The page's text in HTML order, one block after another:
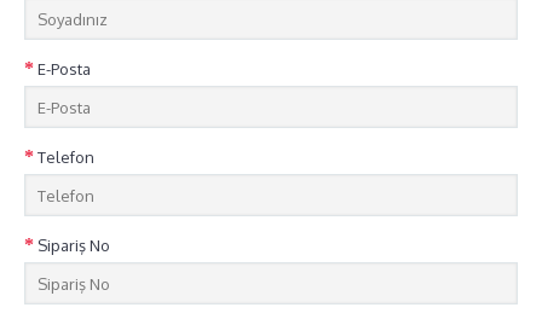
E-Posta
Telefon
Sipariş No